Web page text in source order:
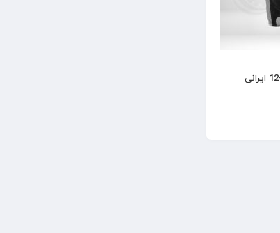
کود پتاس بالا 36-12-12 ایرانی